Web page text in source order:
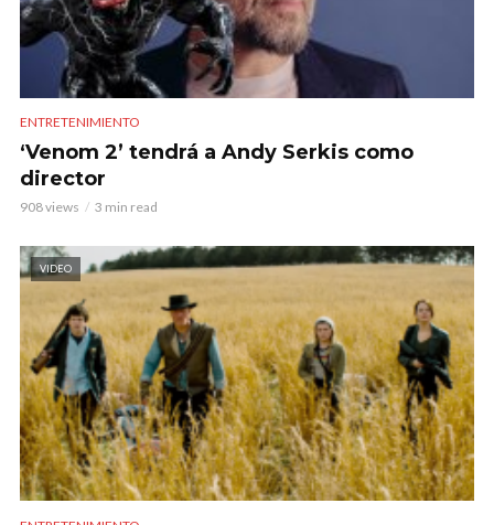
ENTRETENIMIENTO
‘Venom 2’ tendrá a Andy Serkis como
director
908 views 3 min read
VIDEO